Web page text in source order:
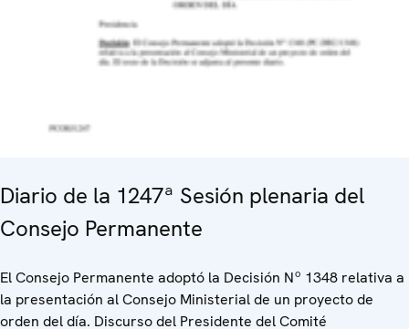
Diario de la 1247ª Sesión plenaria del
Consejo Permanente
El Consejo Permanente adoptó la Decisión Nº 1348 relativa a
la presentación al Consejo Ministerial de un proyecto de
orden del día. Discurso del Presidente del Comité